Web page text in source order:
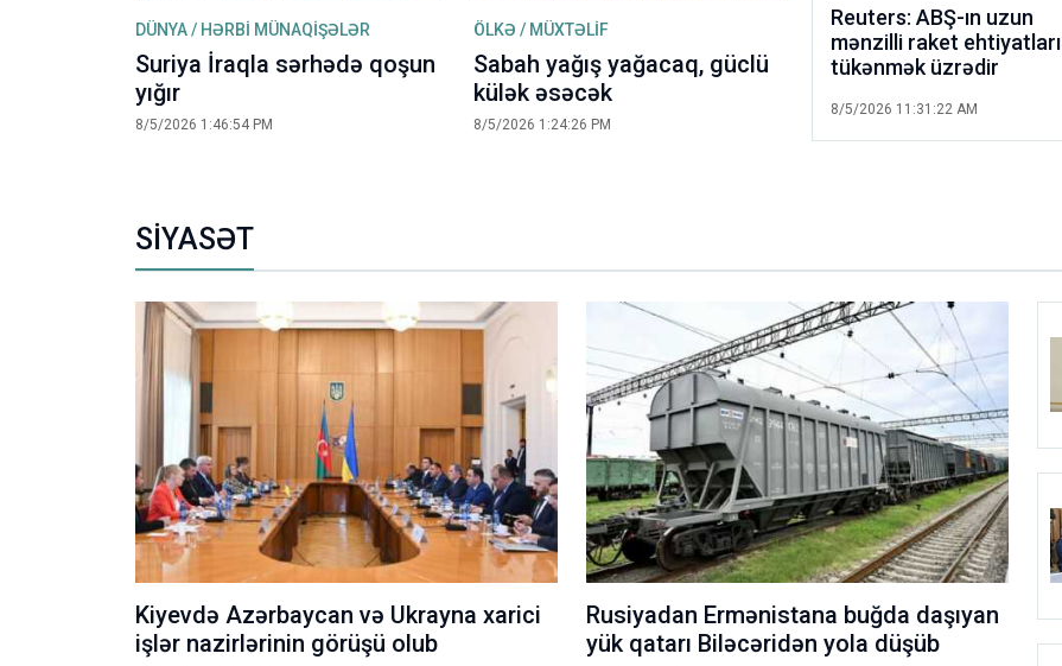
DÜNYA / HƏRBİ MÜNAQİŞƏLƏR
Suriya İraqla sərhədə qoşun
yığır
8/5/2026 1:46:54 PM
ÖLKƏ / MÜXTƏLİF
Sabah yağış yağacaq, güclü
külək əsəcək
8/5/2026 1:24:26 PM
Reuters: ABŞ-ın uzun
mənzilli raket ehtiyatları
tükənmək üzrədir
8/5/2026 11:31:22 AM
SİYASƏT
Kiyevdə Azərbaycan və Ukrayna xarici
işlər nazirlərinin görüşü olub
Rusiyadan Ermənistana buğda daşıyan
yük qatarı Biləcəridən yola düşüb